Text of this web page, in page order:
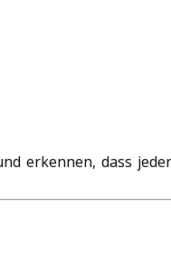
erkennen, dass